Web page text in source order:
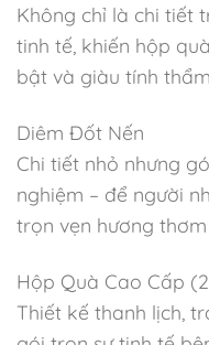
Không chỉ là chi tiết
tinh tế, khiến hộp
bật và giàu tính
Diêm Đốt Nến
Chi tiết nhỏ nhưng
nghiệm – để người
trọn vẹn hương
Hộp Quà Cao Cấp
Thiết kế thanh lịch,